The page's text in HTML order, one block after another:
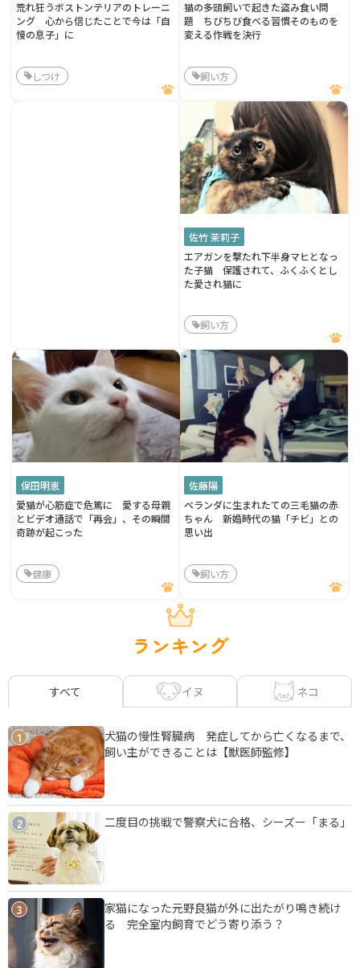
荒れ狂うボストンテリアのトレーニ
ング 心から信じたことで今は「自
慢の息子」に
しつけ
猫の多頭飼いで起きた盗み食い問
題 ちびちび食べる習慣そのものを
変える作戦を決行
飼い方
佐竹 茉莉子
エアガンを撃たれ下半身マヒとなっ
た子猫 保護されて、ふくふくとし
た愛され猫に
飼い方
保田明恵
愛猫が心筋症で危篤に 愛する母親
とビデオ通話で「再会」、その瞬間
奇跡が起こった
健康
佐藤陽
ベランダに生まれたての三毛猫の赤
ちゃん 新婚時代の猫「チビ」との
思い出
飼い方
ランキング
すべて イヌ ネコ
1
犬猫の慢性腎臓病 発症してから亡くなるまで、
飼い主ができることは【獣医師監修】
2 二度目の挑戦で警察犬に合格、シーズー「まる」
3
家猫になった元野良猫が外に出たがり鳴き続け
る 完全室内飼育でどう寄り添う？